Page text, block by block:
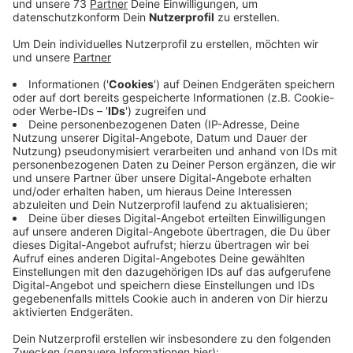
Aktion liefert Infos über Vogelpopulation
Anzeige
Christi Himmelfahrt und das angekündigte milde und
trockene Wetter sind ideal, um im Garten, auf dem
Balkon oder im Park Vögel zu beobachten. Das trifft
sich gut, denn der NABU NRW lädt vom 9. bis zum 12.,
Mai 2024 wieder zur "Stunde der Gartenvögel" ein.
Wer mitmachen möchte, kann sich eine Liste
ausdrucken und dort eintragen, wieviele und welche
Vögel er oder sie in einer Stunde an einem bestimmten
Platz beobachtet hat. Die Daten liefern dem
Naturschutzbund wichtige Infos zur Vogelpopulation.
Eine genaue Anleitung mit Strichliste gibt es hier.